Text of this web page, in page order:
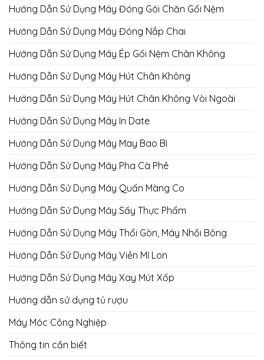
Hướng Dẫn Sử Dụng Máy Đóng Gói Chăn Gối Nệm
Hướng Dẫn Sử Dụng Máy Đóng Nắp Chai
Hướng Dẫn Sử Dụng Máy Ép Gối Nệm Chân Không
Hướng Dẫn Sử Dụng Máy Hút Chân Không
Hướng Dẫn Sử Dụng Máy Hút Chân Không Vòi Ngoài
Hướng Dẫn Sử Dụng Máy In Date
Hướng Dẫn Sử Dụng Máy May Bao Bì
Hướng Dẫn Sử Dụng Máy Pha Cà Phê
Hướng Dẫn Sử Dụng Máy Quấn Màng Co
Hướng Dẫn Sử Dụng Máy Sấy Thực Phẩm
Hướng Dẫn Sử Dụng Máy Thổi Gòn, Máy Nhồi Bông
Hướng Dẫn Sử Dụng Máy Viền Mí Lon
Hướng Dẫn Sử Dụng Máy Xay Mút Xốp
Hướng dẫn sử dụng tủ rượu
Máy Móc Công Nghiệp
Thông tin cần biết